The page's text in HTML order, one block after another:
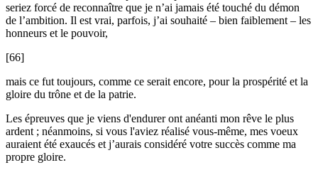
seriez forcé de reconnaître que je n’ai jamais été touché du démon
de l’ambition. Il est vrai, parfois, j’ai souhaité – bien faiblement – les
honneurs et le pouvoir,
[66]
mais ce fut toujours, comme ce serait encore, pour la prospérité et la
gloire du trône et de la patrie.
Les épreuves que je viens d'endurer ont anéanti mon rêve le plus
ardent ; néanmoins, si vous l'aviez réalisé vous-même, mes voeux
auraient été exaucés et j’aurais considéré votre succès comme ma
propre gloire.